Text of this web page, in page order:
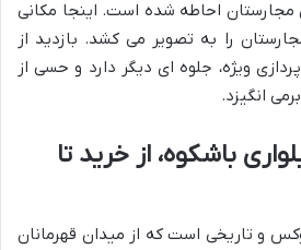
مجارستان احاطه شده است. اینجا مکانی
را به تصویر می کشد. بازدید از
ویژه، جلوه ای دیگر دارد و حسی از
انگیزد.
باشکوه، از خرید تا
و تاریخی است که از میدان قهرمانان